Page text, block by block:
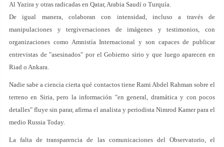
Al Yazira y otras radicadas en Qatar, Arabia Saudí o Turquía.
De igual manera, colaboran con intensidad, incluso a través de
manipulaciones y tergiversaciones de imágenes y testimonios, con
organizaciones como Amnistía Internacional y son capaces de publicar
entrevistas de "asesinados" por el Gobierno sirio y que luego aparecen en
Riad o Ankara.
Nadie sabe a ciencia cierta qué contactos tiene Rami Abdel Rahman sobre el
terreno en Siria, pero la información "en general, dramática y con pocos
detalles" fluye sin parar, afirma el analista y periodista Nimrod Kamer para el
medio Russia Today.
La falta de transparencia de las comunicaciones del Observatorio, el